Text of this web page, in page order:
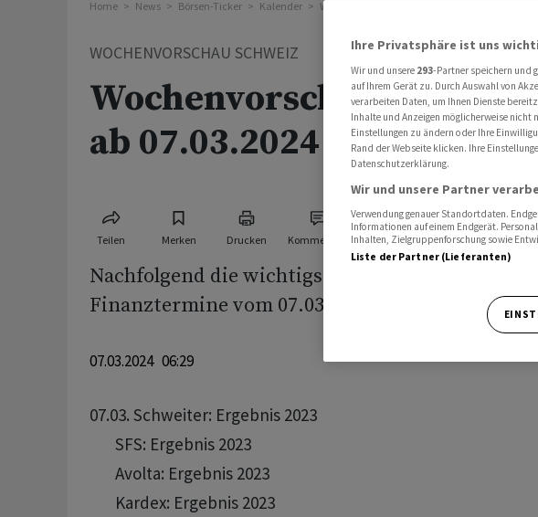
Home News Börsen-Ticker Kalender Wochenvorschau Schweiz
WOCHENVORSCHAU SCHWEIZ
Wochenvorschau Schweiz
ab 07.03.2024
Teilen Merken Drucken Kommentare
Nachfolgend die wichtigsten Wirtschafts- und
Finanztermine vom 07.03.2024 - 14.03.2024:
07.03.2024 06:29
07.03. Schweiter: Ergebnis 2023
       SFS: Ergebnis 2023
       Avolta: Ergebnis 2023
       Kardex: Ergebnis 2023
Ihre Privatsphäre ist uns
Wir und unsere 293-Partner speichern und
auf Ihrem Gerät zu. Durch Auswahl von
verarbeiten Daten, um Ihnen Dienste
Inhalte und Anzeigen möglicherweise nicht
Einstellungen zu ändern oder Ihre
Rand der Webseite klicken. Ihre
Datenschutzerklärung.
Wir und unsere Partner
Verwendung genauer Standortdaten.
Informationen auf einem Endgerät.
Inhalten, Zielgruppenforschung sowie
Liste der Partner (Lieferanten)